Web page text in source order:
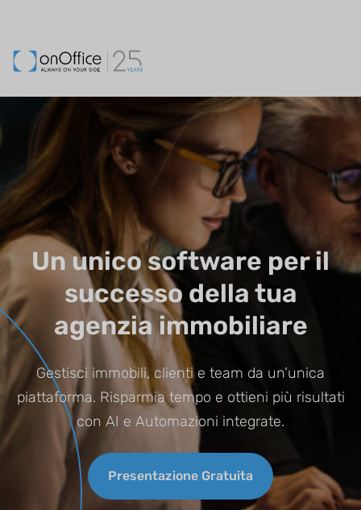
Un unico software per il
successo della tua
agenzia immobiliare
Gestisci immobili, clienti e team da un’unica
piattaforma. Risparmia tempo e ottieni più risultati
con AI e Automazioni integrate.
Presentazione Gratuita